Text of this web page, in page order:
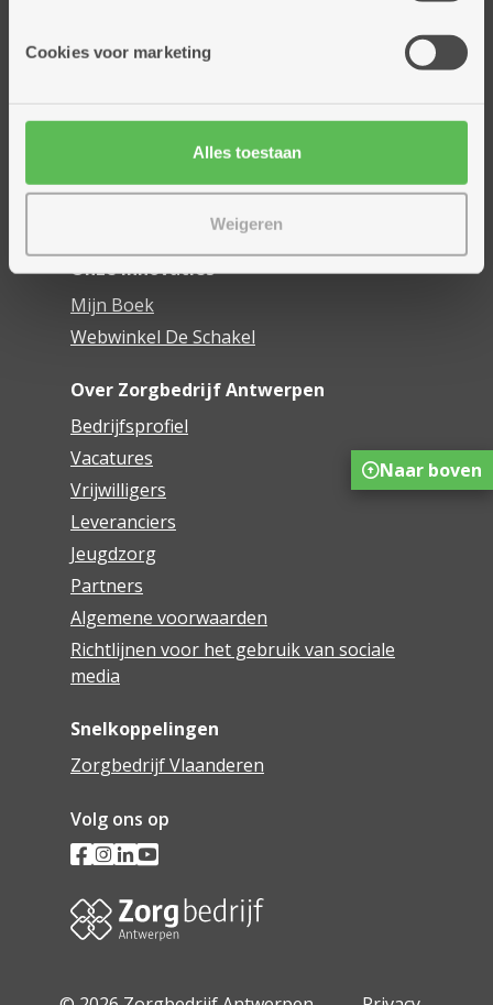
Cookies voor marketing
Alles toestaan
Weigeren
Thuisdiensten
Assistentiewoningen
Woonzorgcentra
Financieel comfort
Onze innovaties
Mijn Boek
Webwinkel De Schakel
Over Zorgbedrijf Antwerpen
Bedrijfsprofiel
Vacatures
Vrijwilligers
Leveranciers
Jeugdzorg
Partners
Algemene voorwaarden
Richtlijnen voor het gebruik van sociale
media
Snelkoppelingen
Zorgbedrijf Vlaanderen
Volg ons op
Naar boven